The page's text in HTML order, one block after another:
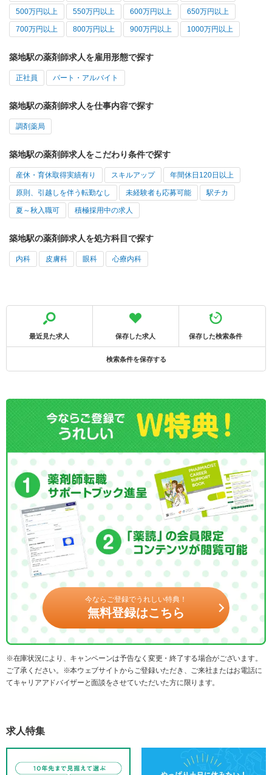
500万円以上 550万円以上 600万円以上 650万円以上
700万円以上 800万円以上 900万円以上 1000万円以上
築地駅の薬剤師求人を雇用形態で探す
正社員 パート・アルバイト
築地駅の薬剤師求人を仕事内容で探す
調剤薬局
築地駅の薬剤師求人をこだわり条件で探す
産休・育休取得実績有り スキルアップ 年間休日120日以上
原則、引越しを伴う転勤なし 未経験者も応募可能 駅チカ
夏～秋入職可 積極採用中の求人
築地駅の薬剤師求人を処方科目で探す
内科 皮膚科 眼科 心療内科
最近見た求人 保存した求人 保存した検索条件
検索条件を保存する
今ならご登録でうれしい特典！
無料登録はこちら
※在庫状況により、キャンペーンは予告なく変更・終了する場合がございます。
ご了承ください。※本ウェブサイトからご登録いただき、ご来社またはお電話に
てキャリアアドバイザーと面談をさせていただいた方に限ります。
求人特集